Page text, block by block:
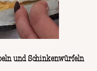
und Schinkenwürfeln